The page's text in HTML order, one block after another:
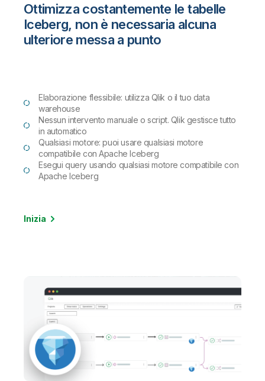
Ottimizza costantemente le tabelle
Iceberg, non è necessaria alcuna
ulteriore messa a punto
Elaborazione flessibile: utilizza Qlik o il tuo data
warehouse
Nessun intervento manuale o script. Qlik gestisce tutto
in automatico
Qualsiasi motore: puoi usare qualsiasi motore
compatibile con Apache Iceberg
Esegui query usando qualsiasi motore compatibile con
Apache Iceberg
Inizia